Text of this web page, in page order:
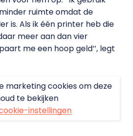
ruimte omdat de
is. Als ik één printer heb die
meer aan dan vier
me een hoop geld’’, legt
marketing cookies om deze
te bekijken
instellingen